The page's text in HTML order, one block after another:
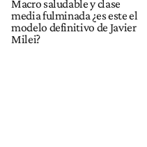
Macro saludable y clase
media fulminada ¿es este el
modelo definitivo de Javier
Milei?